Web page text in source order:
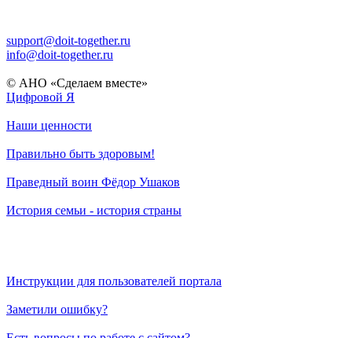
support@doit-together.ru
info@doit-together.ru
© АНО «Сделаем вместе»
Цифровой Я
Наши ценности
Правильно быть здоровым!
Праведный воин Фёдор Ушаков
История семьи - история страны
Инструкции для пользователей портала
Заметили ошибку?